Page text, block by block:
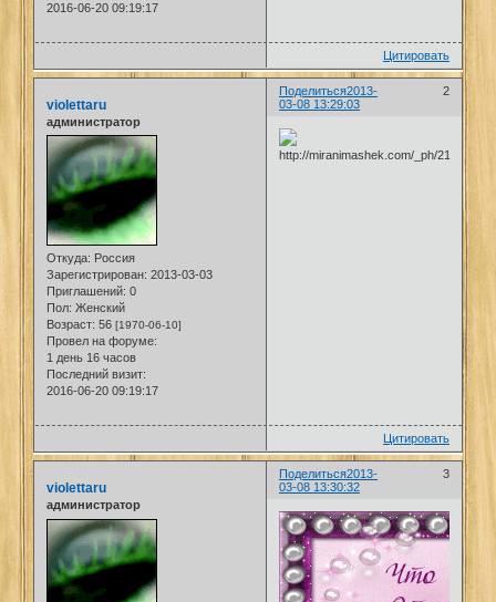
2016-06-20 09:19:17
Цитировать
Поделиться 2
2013-
03-08 13:29:03
violettaru
администратор
Откуда: Россия
Зарегистрирован: 2013-03-03
Приглашений: 0
Пол: Женский
Возраст: 56 [1970-06-10]
Провел на форуме:
1 день 16 часов
Последний визит:
2016-06-20 09:19:17
Цитировать
Поделиться 3
2013-
03-08 13:30:32
violettaru
администратор